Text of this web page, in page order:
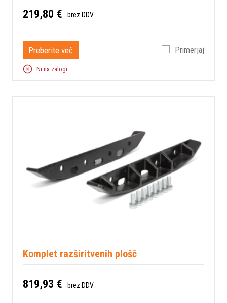
219,80 € brez DDV
Preberite več Primerjaj
Ni na zalogi
Komplet razširitvenih plošč
819,93 € brez DDV